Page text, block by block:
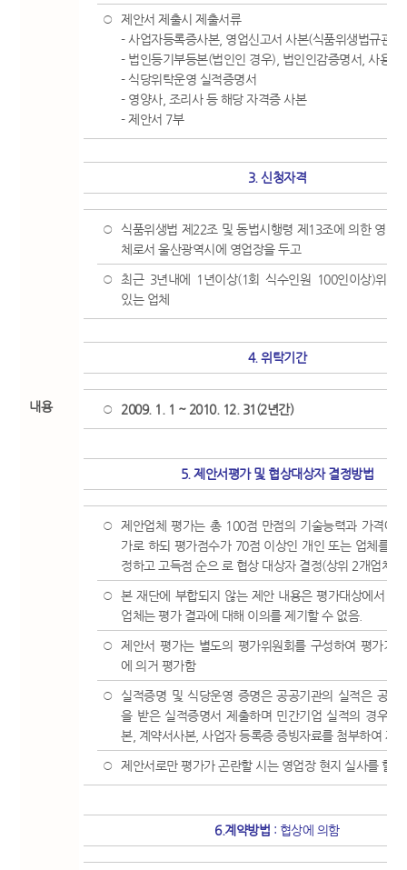
내용
○
제안서 제출시 제출서류
- 사업자등록증사본, 영업신고서 사본(식품위생법규관련)
- 법인등기부등본(법인인 경우), 법인인감증명서, 사용인
- 식당위탁운영 실적증명서
- 영양사, 조리사 등 해당 자격증 사본
- 제안서 7부
3. 신청자격
○
식품위생법 제22조 및 동법시행령 제13조에 의한 영업
체로서 울산광역시에 영업장을 두고
○
최근 3년내에 1년이상(1회 식수인원 100인이상)위탁
있는 업체
4. 위탁기간
○ 2009. 1. 1 ~ 2010. 12. 31(2년간)
5. 제안서평가 및 협상대상자 결정방법
○
제안업체 평가는 총 100점 만점의 기술능력과 가격에
가로 하되 평가점수가 70점 이상인 개인 또는 업체를 협
정하고 고득점 순으 로 협상 대상자 결정(상위 2개업체
○
본 재단에 부합되지 않는 제안 내용은 평가대상에서 제
업체는 평가 결과에 대해 이의를 제기할 수 없음.
○
제안서 평가는 별도의 평가위원회를 구성하여 평가기
에 의거 평가함
○
실적증명 및 식당운영 증명은 공공기관의 실적은 공공
을 받은 실적증명서 제출하며 민간기업 실적의 경우 세
본, 계약서사본, 사업자 등록증 증빙자료를 첨부하여 제출
○ 제안서로만 평가가 곤란할 시는 영업장 현지 실사를 할
6.계약방법 : 협상에 의함